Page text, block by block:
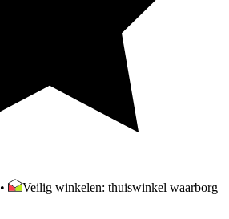
•
Veilig winkelen: thuiswinkel waarborg